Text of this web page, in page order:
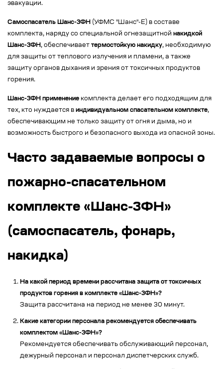
эвакуации.
Самоспасатель Шанс-3ФН (УФМС "Шанс"-Е) в составе
комплекта, наряду со специальной огнезащитной накидкой
Шанс-3ФН, обеспечивает термостойкую накидку, необходимую
для защиты от теплового излучения и пламени, а также
защиту органов дыхания и зрения от токсичных продуктов
горения.
Шанс-3ФН применение комплекта делает его подходящим для
тех, кто нуждается в индивидуальном спасательном комплекте,
обеспечивающим не только защиту от огня и дыма, но и
возможность быстрого и безопасного выхода из опасной зоны.
Часто задаваемые вопросы о
пожарно-спасательном
комплекте «Шанс-3ФН»
(самоспасатель, фонарь,
накидка)
На какой период времени рассчитана защита от токсичных
продуктов горения в комплекте «Шанс-3ФН»?
Защита рассчитана на период не менее 30 минут.
Какие категории персонала рекомендуется обеспечивать
комплектом «Шанс-3ФН»?
Рекомендуется обеспечивать обслуживающий персонал,
дежурный персонал и персонал диспетчерских служб.